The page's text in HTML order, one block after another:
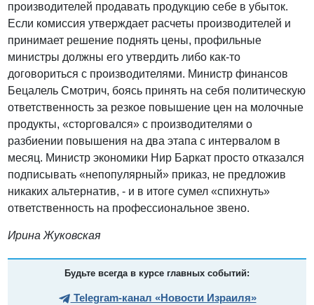
производителей продавать продукцию себе в убыток.
Если комиссия утверждает расчеты производителей и
принимает решение поднять цены, профильные
министры должны его утвердить либо как-то
договориться с производителями. Министр финансов
Бецалель Смотрич, боясь принять на себя политическую
ответственность за резкое повышение цен на молочные
продукты, «сторговался» с производителями о
разбиении повышения на два этапа с интервалом в
месяц. Министр экономики Нир Баркат просто отказался
подписывать «непопулярный» приказ, не предложив
никаких альтернатив, - и в итоге сумел «спихнуть»
ответственность на профессиональное звено.
Ирина Жуковская
Будьте всегда в курсе главных событий:
Telegram-канал «Новости Израиля»